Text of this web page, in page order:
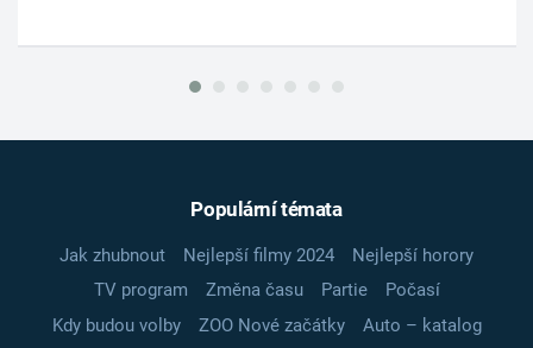
Populární témata
Jak zhubnout Nejlepší filmy 2024
Nejlepší horory
TV program
Změna času Partie
Počasí
Kdy budou volby
ZOO Nové začátky
Auto – katalog